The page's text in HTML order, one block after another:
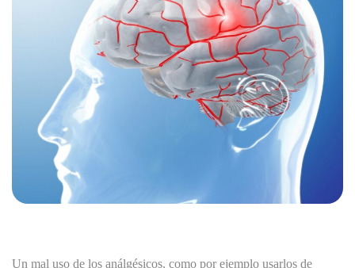
Un mal uso de los análgésicos, como por ejemplo usarlos de